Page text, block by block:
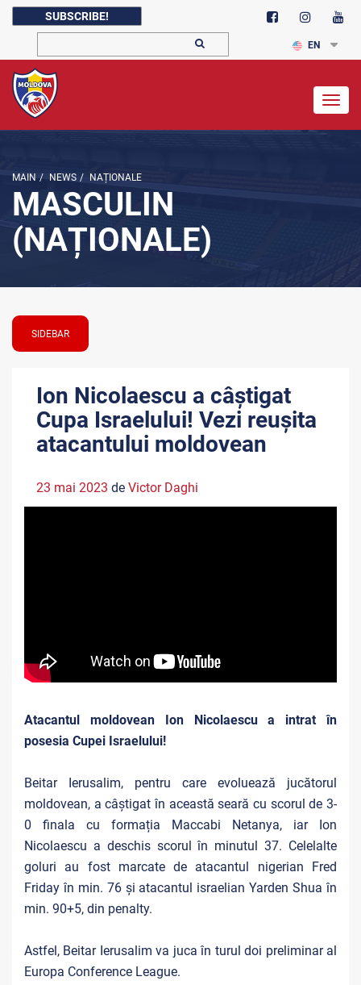
SUBSCRIBE!
EN
MAIN / NEWS / NAȚIONALE
MASCULIN
(NAȚIONALE)
SIDEBAR
Ion Nicolaescu a câștigat
Cupa Israelului! Vezi reușita
atacantului moldovean
23 mai 2023 de Victor Daghi
Atacantul moldovean Ion Nicolaescu a intrat în
posesia Cupei Israelului!
Beitar Ierusalim, pentru care evoluează jucătorul
moldovean, a câștigat în această seară cu scorul de 3-
0 finala cu formația Maccabi Netanya, iar Ion
Nicolaescu a deschis scorul în minutul 37. Celelalte
goluri au fost marcate de atacantul nigerian Fred
Friday în min. 76 și atacantul israelian Yarden Shua în
min. 90+5, din penalty.
Astfel, Beitar Ierusalim va juca în turul doi preliminar al
Europa Conference League.